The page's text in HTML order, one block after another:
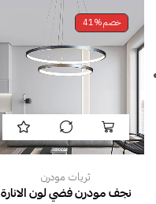
خصم41%
ثريات مودرن
نجف مودرن فضي لون الانارة